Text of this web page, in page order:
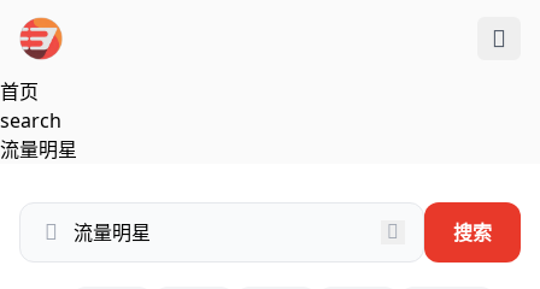
跳过导航
首页
search
流量明星
搜索